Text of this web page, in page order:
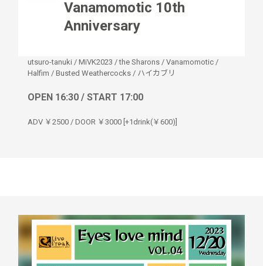
Vanamomotic 10th
Anniversary
utsuro-tanuki / MiVK2023 /the Sharons / Vanamomotic /
Halfim / Busted Weathercocks / ハイカブリ
OPEN 16:30 / START 17:00
ADV ￥2500 / DOOR ￥3000 [+1drink(￥600)]